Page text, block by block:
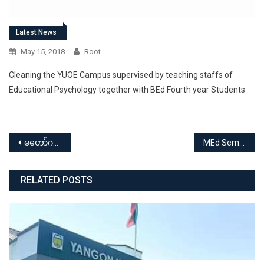
Latest News
May 15, 2018 Root
Cleaning the YUOE Campus supervised by teaching staffs of
Educational Psychology together with BEd Fourth year Students
Post
navigation
မဟော်ဂနီရိပ် (၆၈)ကြိမ်မြောက်လွတ်လပ်ရေးနေ့ အထိမ်းအမှတ် နံရံကပ်စာစောင်ပြပွဲ၊ပြိုင်ပွဲ
RELATED POSTS